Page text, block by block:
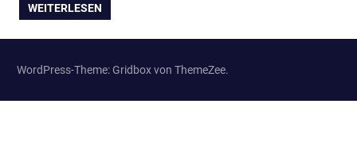
WEITERLESEN
WordPress-Theme: Gridbox von ThemeZee.